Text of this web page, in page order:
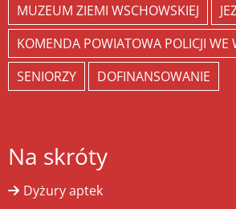
MUZEUM ZIEMI WSCHOWSKIEJ
KOMENDA POWIATOWA POLICJI WE
SENIORZY
DOFINANSOWANIE
Na skróty
Dyżury aptek